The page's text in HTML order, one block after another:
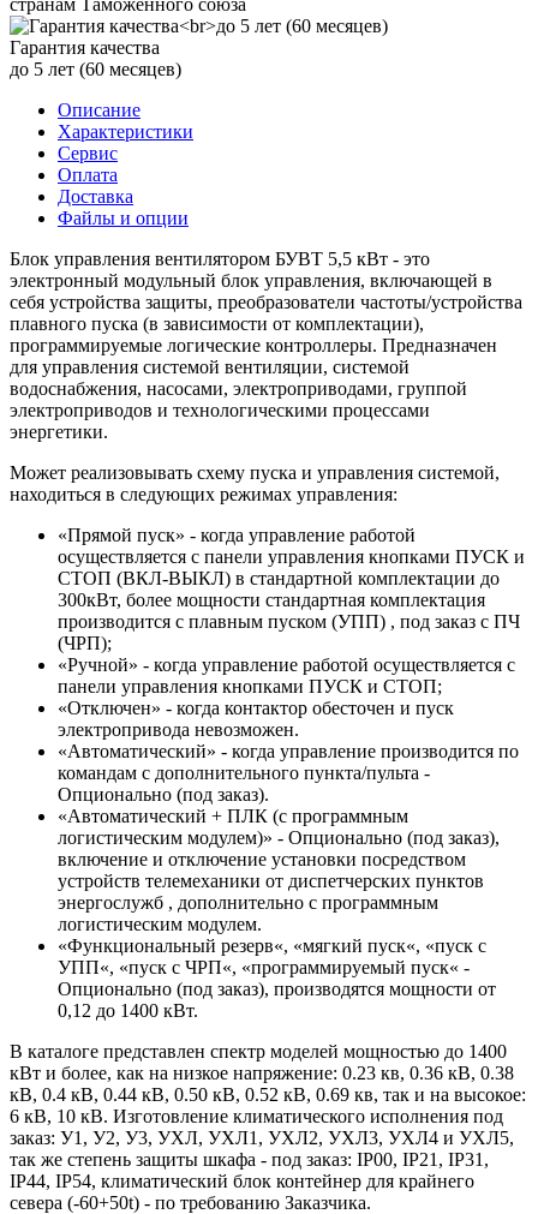
Гарантия качества
до 5 лет (60 месяцев)
Описание
Характеристики
Сервис
Оплата
Доставка
Файлы и опции
Блок управления вентилятором БУВТ 5,5 кВт - это
электронный модульный блок управления, включающей в
себя устройства защиты, преобразователи частоты/устройства
плавного пуска (в зависимости от комплектации),
программируемые логические контроллеры. Предназначен
для управления системой вентиляции, системой
водоснабжения, насосами, электроприводами, группой
электроприводов и технологическими процессами
энергетики.
Может реализовывать схему пуска и управления системой,
находиться в следующих режимах управления:
«Прямой пуск» - когда управление работой
осуществляется с панели управления кнопками ПУСК и
СТОП (ВКЛ-ВЫКЛ) в стандартной комплектации до
300кВт, более мощности стандартная комплектация
производится с плавным пуском (УПП) , под заказ с ПЧ
(ЧРП);
«Ручной» - когда управление работой осуществляется с
панели управления кнопками ПУСК и СТОП;
«Отключен» - когда контактор обесточен и пуск
электропривода невозможен.
«Автоматический» - когда управление производится по
командам с дополнительного пункта/пульта -
Опционально (под заказ).
«Автоматический + ПЛК (с программным
логистическим модулем)» - Опционально (под заказ),
включение и отключение установки посредством
устройств телемеханики от диспетчерских пунктов
энергослужб , дополнительно с программным
логистическим модулем.
«Функциональный резерв«, «мягкий пуск«, «пуск с
УПП«, «пуск с ЧРП«, «программируемый пуск« -
Опционально (под заказ), производятся мощности от
0,12 до 1400 кВт.
В каталоге представлен спектр моделей мощностью до 1400
кВт и более, как на низкое напряжение: 0.23 кв, 0.36 кВ, 0.38
кВ, 0.4 кВ, 0.44 кВ, 0.50 кВ, 0.52 кВ, 0.69 кв, так и на высокое:
6 кВ, 10 кВ. Изготовление климатического исполнения под
заказ: У1, У2, У3, УХЛ, УХЛ1, УХЛ2, УХЛ3, УХЛ4 и УХЛ5,
так же степень защиты шкафа - под заказ: IP00, IP21, IP31,
IP44, IP54, климатический блок контейнер для крайнего
севера (-60+50t) - по требованию Заказчика.